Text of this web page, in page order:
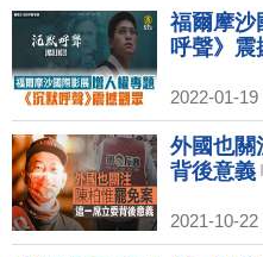
福爾摩沙
呼聲》震
2022-01-
外國也關
背後意義
2021-10-